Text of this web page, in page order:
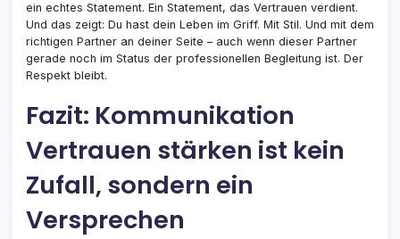
ein echtes Statement. Ein Statement, das Vertrauen verdient.
Und das zeigt: Du hast dein Leben im Griff. Mit Stil. Und mit dem
richtigen Partner an deiner Seite – auch wenn dieser Partner
gerade noch im Status der professionellen Begleitung ist. Der
Respekt bleibt.
Fazit: Kommunikation
Vertrauen stärken ist kein
Zufall, sondern ein
Versprechen